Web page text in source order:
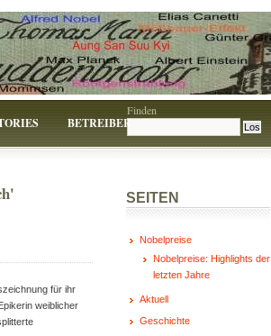
BETREIBER
Finden
für ihr
weiblicher
SEITEN
Nobelpreise
Nobelpreise: Highlights der
letzten Jahre
Aktuell
Geschichte